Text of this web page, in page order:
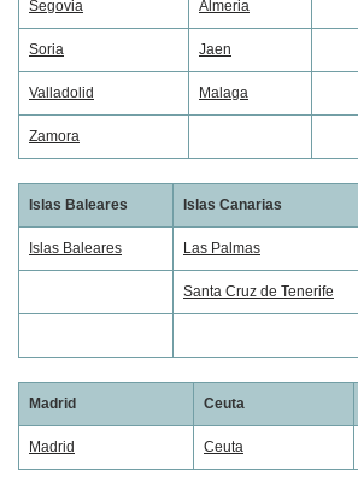
Segovia Almeria
Soria Jaen
Valladolid Malaga
Zamora
Islas Baleares Islas Canarias
Islas Baleares Las Palmas
Santa Cruz de Tenerife
Madrid Ceuta
Madrid Ceuta